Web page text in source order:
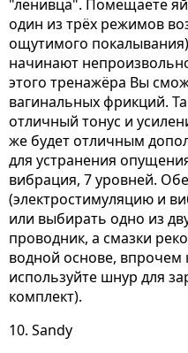
"ленивца". Помещаете
один из трёх режимов
ощутимого
начинают
этого тренажёра Вы
вагинальных фрикций.
отличный тонус и
же будет отличным
для устранения
вибрация, 7 уровней.
(электростимуляцию и
или выбирать одно из
проводник, а смазки
водной основе, впрочем
используйте шнур для
комплект).
10. Sandy